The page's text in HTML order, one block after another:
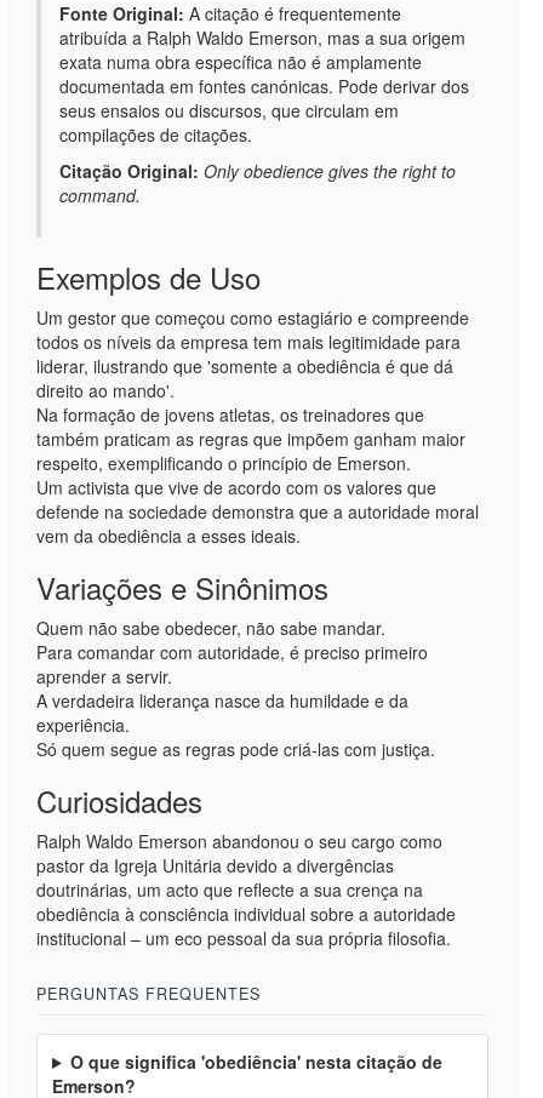
Fonte Original: A citação é frequentemente
atribuída a Ralph Waldo Emerson, mas a sua origem
exata numa obra específica não é amplamente
documentada em fontes canónicas. Pode derivar dos
seus ensaios ou discursos, que circulam em
compilações de citações.
Citação Original: Only obedience gives the right to
command.
Exemplos de Uso
Um gestor que começou como estagiário e compreende
todos os níveis da empresa tem mais legitimidade para
liderar, ilustrando que 'somente a obediência é que dá
direito ao mando'.
Na formação de jovens atletas, os treinadores que
também praticam as regras que impõem ganham maior
respeito, exemplificando o princípio de Emerson.
Um activista que vive de acordo com os valores que
defende na sociedade demonstra que a autoridade moral
vem da obediência a esses ideais.
Variações e Sinônimos
Quem não sabe obedecer, não sabe mandar.
Para comandar com autoridade, é preciso primeiro
aprender a servir.
A verdadeira liderança nasce da humildade e da
experiência.
Só quem segue as regras pode criá-las com justiça.
Curiosidades
Ralph Waldo Emerson abandonou o seu cargo como
pastor da Igreja Unitária devido a divergências
doutrinárias, um acto que reflecte a sua crença na
obediência à consciência individual sobre a autoridade
institucional – um eco pessoal da sua própria filosofia.
PERGUNTAS FREQUENTES
O que significa 'obediência' nesta citação de
Emerson?